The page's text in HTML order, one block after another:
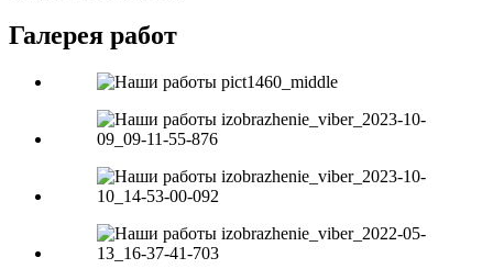
Галерея работ